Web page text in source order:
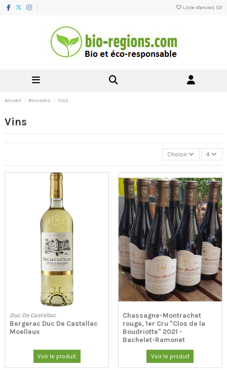
Liste d'envies (0)
Accueil Boissons Vins
Vins
Choisir 4
Duc De Castellac
Bergerac Duc De Castellac
Moelleux
Voir le produit
Chassagne-Montrachet
rouge, 1er Cru "Clos de la
Boudriotte" 2021 -
Bachelet-Ramonet
Voir le produit